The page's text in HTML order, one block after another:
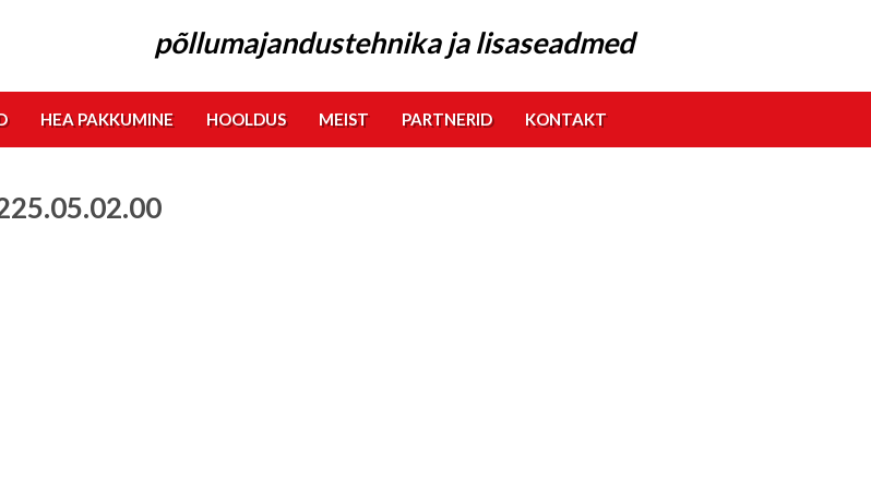
põllumajandustehnika ja lisaseadmed
HEA PAKKUMINE HOOLDUS MEIST PARTNERID KONTAKT